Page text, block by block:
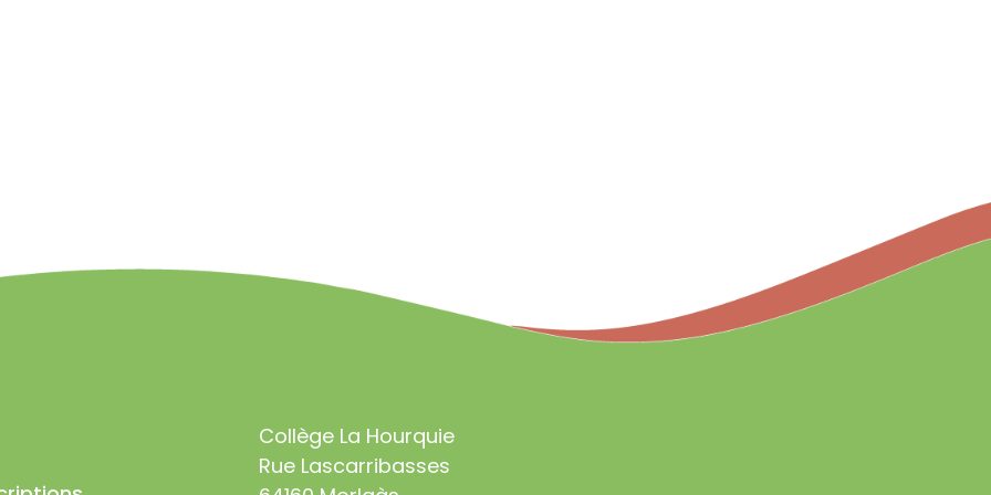
Collège La Hourquie
Rue Lascarribasses